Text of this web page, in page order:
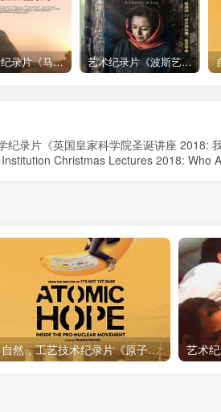
社会生活纪录片《马加拉 Makala》下载 艺术纪录片《波斯艺术 Art of Persia》下载
纪录片《英国皇家科学院圣诞讲座 2018:
Institution Christmas Lectures 2018: Who
自然，工艺技术纪录片《原子能的希望 Atomic Hope – Inside the Pro-Nuclear Movement》下载